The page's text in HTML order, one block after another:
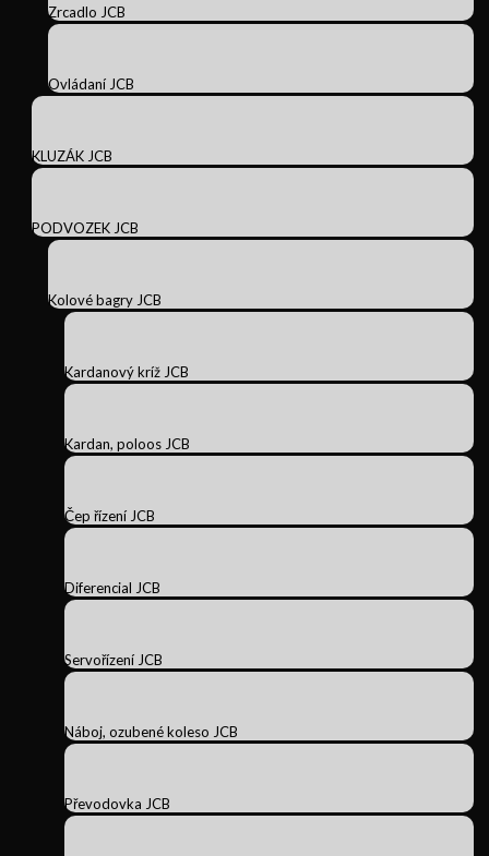
Zrcadlo JCB
Ovládaní JCB
KLUZÁK JCB
PODVOZEK JCB
Kolové bagry JCB
Kardanový kríž JCB
Kardan, poloos JCB
Čep řízení JCB
Diferencial JCB
Servořízení JCB
Náboj, ozubené koleso JCB
Převodovka JCB